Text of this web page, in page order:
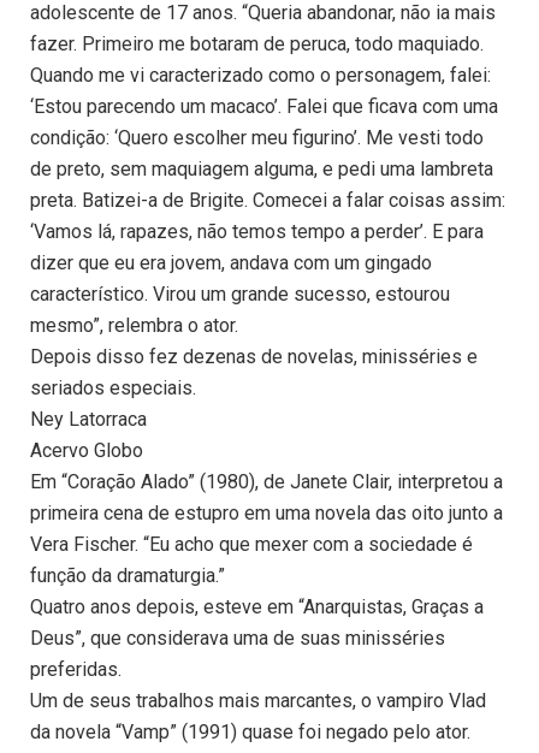
adolescente de 17 anos. “Queria abandonar, não ia mais
fazer. Primeiro me botaram de peruca, todo maquiado.
Quando me vi caracterizado como o personagem, falei:
‘Estou parecendo um macaco’. Falei que ficava com uma
condição: ‘Quero escolher meu figurino’. Me vesti todo
de preto, sem maquiagem alguma, e pedi uma lambreta
preta. Batizei-a de Brigite. Comecei a falar coisas assim:
‘Vamos lá, rapazes, não temos tempo a perder’. E para
dizer que eu era jovem, andava com um gingado
característico. Virou um grande sucesso, estourou
mesmo”, relembra o ator.
Depois disso fez dezenas de novelas, minisséries e
seriados especiais.
Ney Latorraca
Acervo Globo
Em “Coração Alado” (1980), de Janete Clair, interpretou a
primeira cena de estupro em uma novela das oito junto a
Vera Fischer. “Eu acho que mexer com a sociedade é
função da dramaturgia.”
Quatro anos depois, esteve em “Anarquistas, Graças a
Deus”, que considerava uma de suas minisséries
preferidas.
Um de seus trabalhos mais marcantes, o vampiro Vlad
da novela “Vamp” (1991) quase foi negado pelo ator.